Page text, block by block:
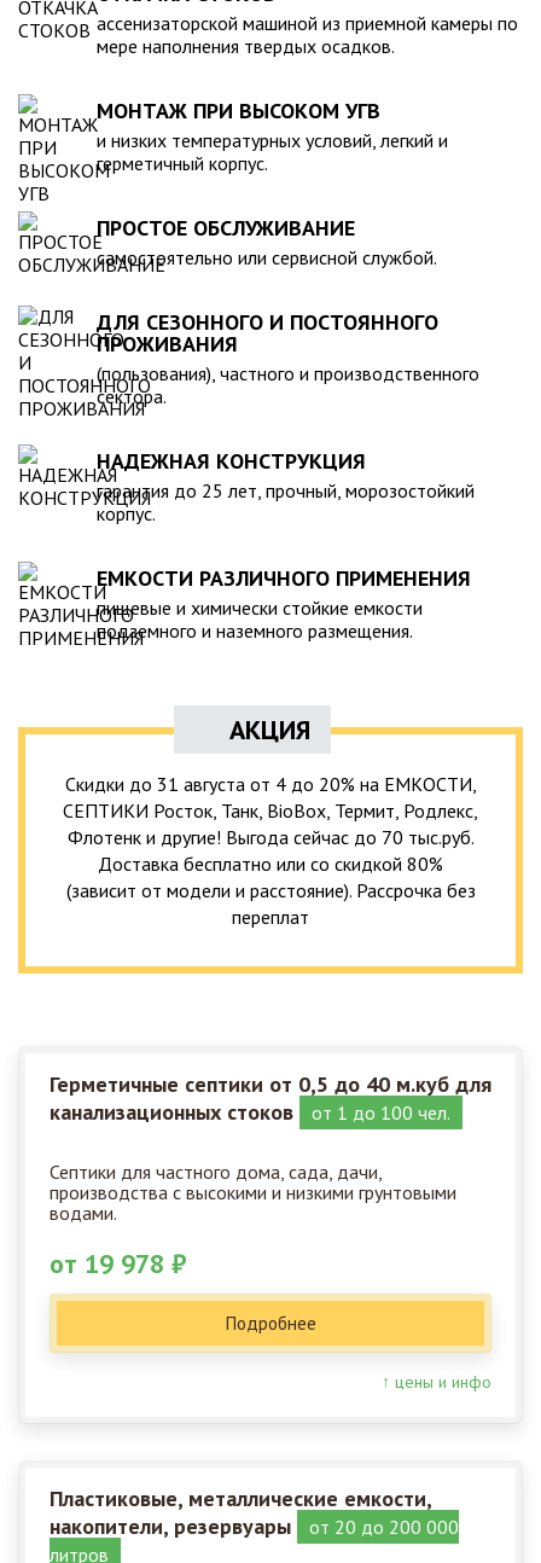
компанией, произведена в полном соответствии с
действующими стандартами и полностью безопасна в
экологическом отношении.
ассенизаторской машиной из приемной камеры по
мере наполнения твердых осадков.
МОНТАЖ ПРИ ВЫСОКОМ УГВ
и низких температурных условий, легкий и
герметичный корпус.
ПРОСТОЕ ОБСЛУЖИВАНИЕ
самостоятельно или сервисной службой.
ДЛЯ СЕЗОННОГО И ПОСТОЯННОГО
ПРОЖИВАНИЯ
(пользования), частного и производственного
сектора.
НАДЕЖНАЯ КОНСТРУКЦИЯ
гарантия до 25 лет, прочный, морозостойкий
корпус.
ЕМКОСТИ РАЗЛИЧНОГО ПРИМЕНЕНИЯ
пищевые и химически стойкие емкости
подземного и наземного размещения.
АКЦИЯ
Скидки до 31 августа от 4 до 20% на ЕМКОСТИ,
СЕПТИКИ Росток, Танк, BioBox, Термит, Родлекс,
Флотенк и другие! Выгода сейчас до 70 тыс.руб.
Доставка бесплатно или со скидкой 80%
(зависит от модели и расстояние). Рассрочка без
переплат
Герметичные септики от 0,5 до 40 м.куб для
канализационных стоков
от 1 до 100 чел.
Септики для частного дома, сада, дачи,
производства с высокими и низкими грунтовыми
водами.
от 19 978 ₽
Подробнее
↑ цены и инфо
Пластиковые, металлические емкости,
накопители, резервуары
от 20 до 200 000
литров